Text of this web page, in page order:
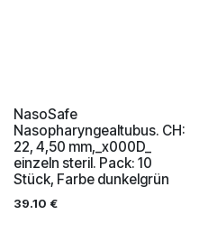
NasoSafe
Nasopharyngealtubus. CH:
22, 4,50 mm,_x000D_
einzeln steril. Pack: 10
Stück, Farbe dunkelgrün
39.10 €